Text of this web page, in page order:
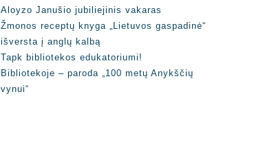
Aloyzo Janušio jubiliejinis vakaras
Žmonos receptų knyga „Lietuvos gaspadinė“
išversta į anglų kalbą
Tapk bibliotekos edukatoriumi!
Bibliotekoje – paroda „100 metų Anykščių
vynui“